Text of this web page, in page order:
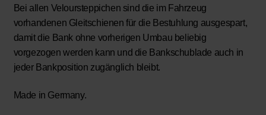
Bei allen Veloursteppichen sind die im Fahrzeug
vorhandenen Gleitschienen für die Bestuhlung ausgespart,
damit die Bank ohne vorherigen Umbau beliebig
vorgezogen werden kann und die Bankschublade auch in
jeder Bankposition zugänglich bleibt.
Made in Germany.